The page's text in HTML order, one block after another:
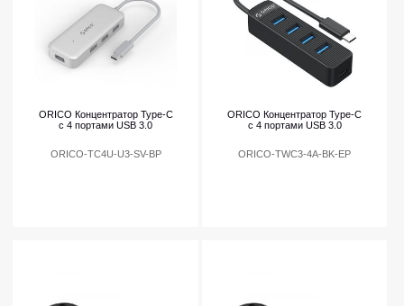
ORICO Концентратор Type-C
с 4 портами USB 3.0
ORICO-TC4U-U3-SV-BP
ORICO Концентратор Type-C
с 4 портами USB 3.0
ORICO-TWC3-4A-BK-EP